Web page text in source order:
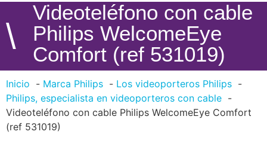
\
Videoteléfono con cable
Philips WelcomeEye
Comfort (ref 531019)
Inicio Marca Philips
Los videoporteros Philips
Philips, especialista en videoporteros con cable
Videoteléfono con cable Philips WelcomeEye Comfort
(ref 531019)